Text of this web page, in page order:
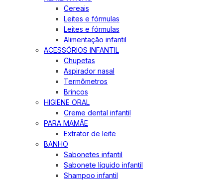
Cereais
Leites e fórmulas
Leites e fórmulas
Alimentação infantil
ACESSÓRIOS INFANTIL
Chupetas
Aspirador nasal
Termômetros
Brincos
HIGIENE ORAL
Creme dental infantil
PARA MAMÃE
Extrator de leite
BANHO
Sabonetes infantil
Sabonete líquido infantil
Shampoo infantil